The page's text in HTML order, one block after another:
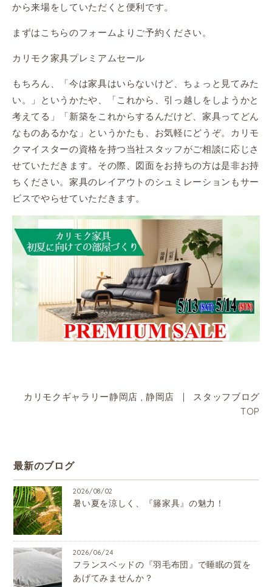
から来場をしていただくと便利です。
まずはこちらのフォームよりご予約ください。
カリモク家具プレミアムセール
もちろん、「今は家具はいらないけど、ちょっと見てみた
い。」というかたや、「これから、引っ越しをしようかと
考えてる」「新築をこれからするんだけど、家具ってどん
なものあるかな」というかたも、お気軽にどうぞ。カリモ
クマイスターの資格を持つ当社スタッフがご相談に応じさ
せていただきます。その際、図面をお持ちの方は是非お持
ちください。家具のレイアウトのシュミレーションもサー
ビスでやらせていただきます。
カリモクギャラリー静岡店 , 静岡店 | スタッフブログ
TOP
最新のブログ
2026/08/02
暑い夏を涼しく、『籐家具』の魅力！
2026/06/24
フランスベッドの『羽毛布団』で睡眠の質を
あげてみませんか？